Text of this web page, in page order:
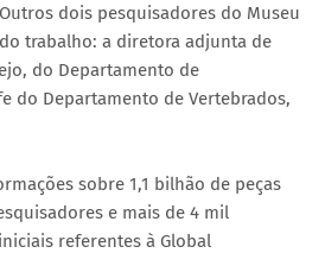
dois pesquisadores do Museu
trabalho: a diretora adjunta de
do Departamento de
do Departamento de Vertebrados,
sobre 1,1 bilhão de peças
e mais de 4 mil
referentes à Global